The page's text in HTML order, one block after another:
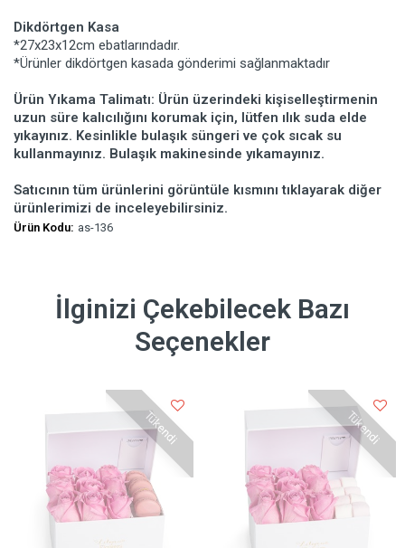
Dikdörtgen Kasa
*27x23x12cm ebatlarındadır.
*Ürünler dikdörtgen kasada gönderimi sağlanmaktadır
Ürün Yıkama Talimatı: Ürün üzerindeki kişiselleştirmenin
uzun süre kalıcılığını korumak için, lütfen ılık suda elde
yıkayınız. Kesinlikle bulaşık süngeri ve çok sıcak su
kullanmayınız. Bulaşık makinesinde yıkamayınız.
Satıcının tüm ürünlerini görüntüle kısmını tıklayarak diğer
ürünlerimizi de inceleyebilirsiniz.
Ürün Kodu: as-136
İlginizi Çekebilecek Bazı
Seçenekler
Tükendi Tükendi